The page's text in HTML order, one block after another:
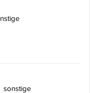
sonstige